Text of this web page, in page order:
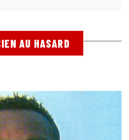
AU HASARD